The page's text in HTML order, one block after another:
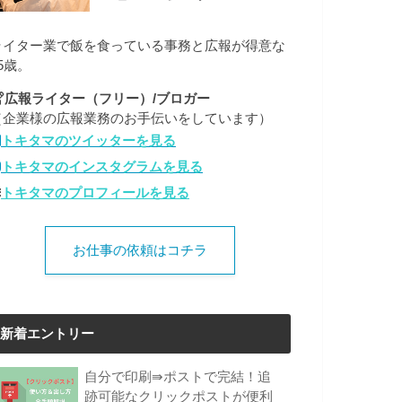
イター業で飯を食っている事務と広報が得意な
。
広報ライター（フリー）/ブロガー
企業様の広報業務のお手伝いをしています）
トキタマのツイッターを見る
トキタマのインスタグラムを見る
トキタマのプロフィールを見る
お仕事の依頼はコチラ
新着エントリー
自分で印刷⇛ポストで完結！追
跡可能なクリックポストが便利